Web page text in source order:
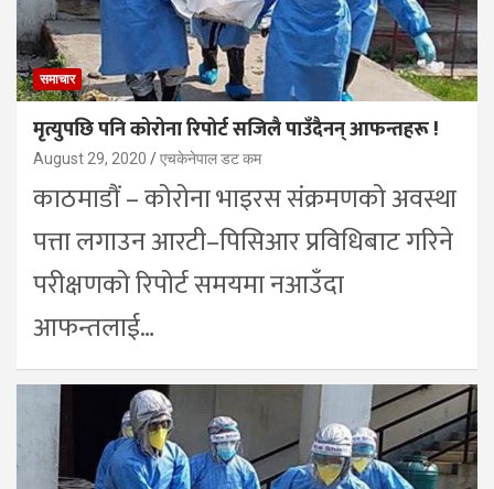
समाचार
मृत्युपछि पनि कोरोना रिपोर्ट सजिलै पाउँदैनन् आफन्तहरू !
August 29, 2020 एचकेनेपाल डट कम
काठमाडौं – कोरोना भाइरस संक्रमणको अवस्था
पत्ता लगाउन आरटी–पिसिआर प्रविधिबाट गरिने
परीक्षणको रिपोर्ट समयमा नआउँदा
आफन्तलाई…